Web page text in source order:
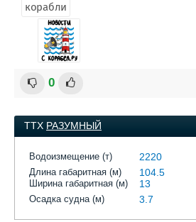
корабли
0
ТТХ РАЗУМНЫЙ
Водоизмещение (т) 2220
Длина габаритная (м) 104.5
Ширина габаритная (м) 13
Осадка судна (м) 3.7